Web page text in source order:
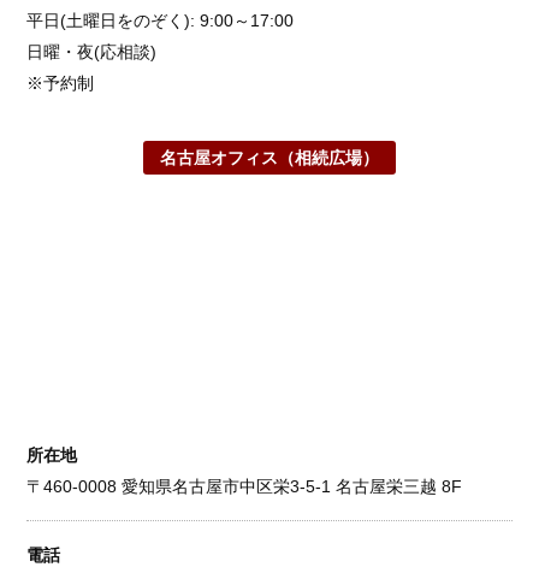
平日(土曜日をのぞく): 9:00～17:00
日曜・夜(応相談)
※予約制
名古屋オフィス（相続広場）
所在地
〒460-0008 愛知県名古屋市中区栄3-5-1 名古屋栄三越 8F
電話